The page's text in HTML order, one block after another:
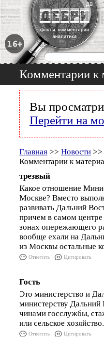
Комментарии к
Вы
Перейти на
Главная >> Новости >>
Комментарии к
трезвый
Какое отношение
Москве? Вместо
развивать Дальний
причем в самом
зонах опережающего
вообще ехали на
из Москвы остальные
Ответить Цитировать
Гость
Это министерство и
министерству
чинами госслужбы,
или сельское хозяйство.
Ответить Цитировать